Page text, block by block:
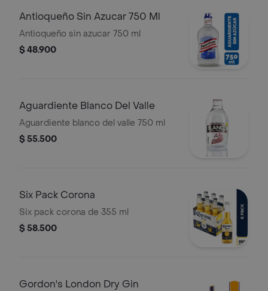
Antioqueño Sin Azucar 750 Ml
Antioqueño sin azucar 750 ml
$ 48.900
Aguardiente Blanco Del Valle
Aguardiente blanco del valle 750 ml
$ 55.500
Six Pack Corona
Six pack corona de 355 ml
$ 58.500
Gordon's London Dry Gin